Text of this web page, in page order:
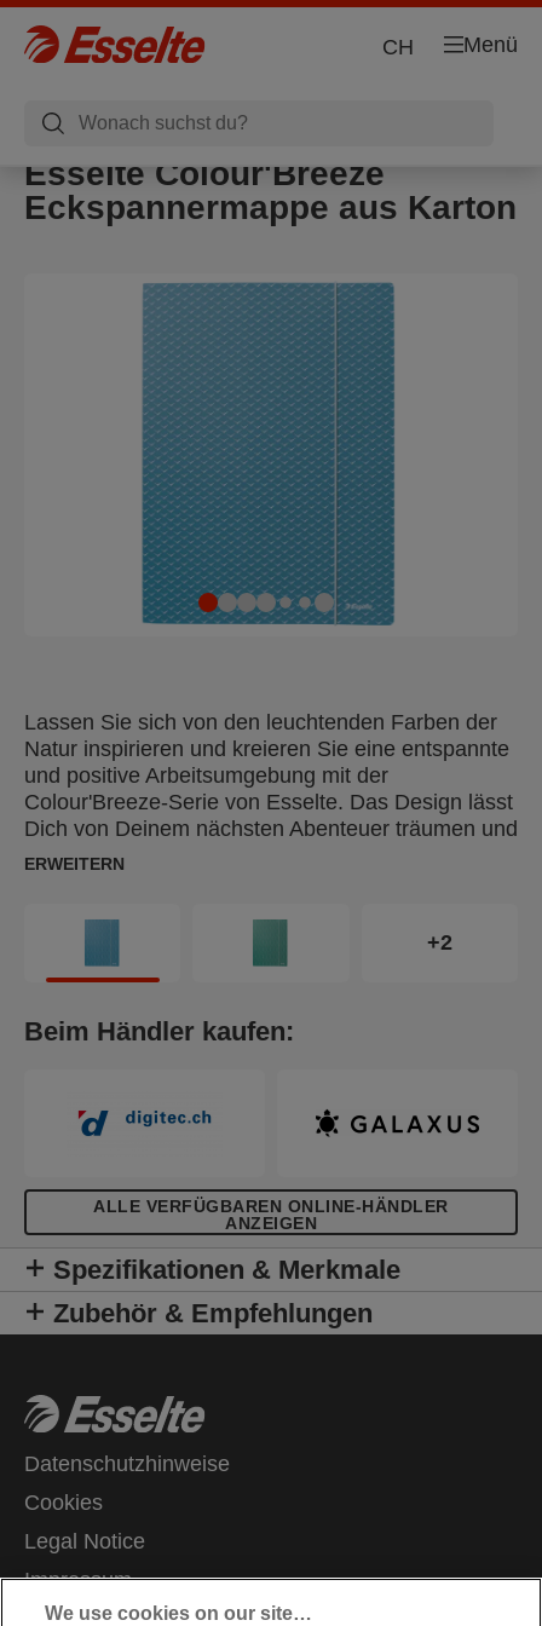
Menü
CH
Esselte Colour'Breeze
Eckspannermappe aus Karton
Lassen Sie sich von den leuchtenden Farben der
Natur inspirieren und kreieren Sie eine entspannte
und positive Arbeitsumgebung mit der
Colour'Breeze-Serie von Esselte. Das Design lässt
Dich von Deinem nächsten Abenteuer träumen und
sorgt dafür, dass Du beim Studieren, Lernen oder
Aufbewahrung und den Transport von Notizen,
Projektarbeiten und Prospekten unterwegs oder in
Briefkörben und Regalen verwendet werden kann.
Passt perfekt in den Colour'Breeze Ablagebox und
werden. Diese Dokumentenmappe bietet Platz für
Verschluss, die den Inhalt sicher aufbewahren.
Erhältlich in verschiedenen leuchtenden Farben
und mit der frischen und trendigen Colour'Breeze-
Prägung. Eine frische Brise im Leben!
ERWEITERN
+2
Beim Händler kaufen:
ALLE VERFÜGBAREN ONLINE-HÄNDLER
ANZEIGEN
Spezifikationen & Merkmale
Zubehör & Empfehlungen
Datenschutzhinweise
Cookies
Legal Notice
Impressum
Meine Daten verwalten
We use cookies on our site…